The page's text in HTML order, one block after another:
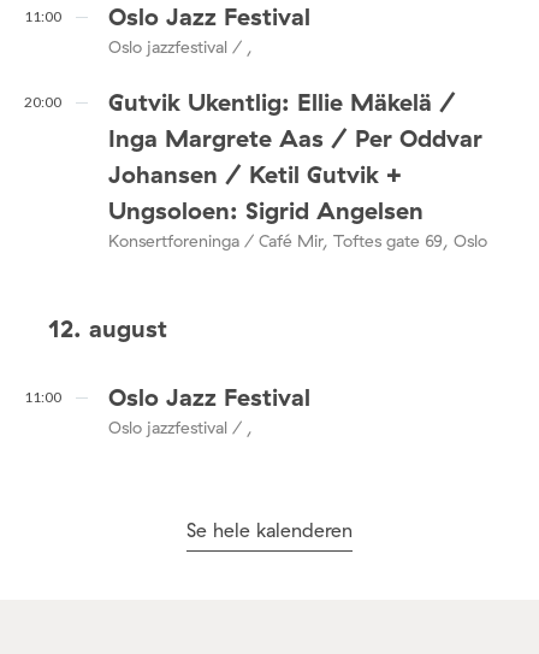
11:00 Oslo Jazz Festival
Oslo jazzfestival / ,
20:00
Gutvik Ukentlig: Ellie Mäkelä /
Inga Margrete Aas / Per Oddvar
Johansen / Ketil Gutvik +
Ungsoloen: Sigrid Angelsen
Konsertforeninga / Café Mir, Toftes gate 69, Oslo
12. august
11:00 Oslo Jazz Festival
Oslo jazzfestival / ,
Se hele kalenderen